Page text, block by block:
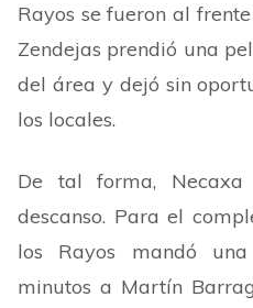
Rayos se fueron al
Zendejas prendió una
del área y dejó sin
los locales.
De tal forma,
descanso. Para el
los Rayos mandó una
minutos a Martín